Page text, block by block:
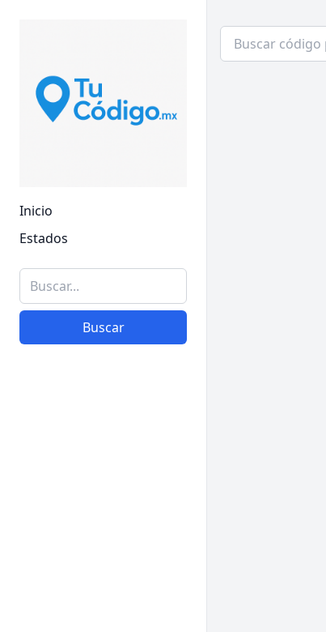
Inicio
Estados
Buscar